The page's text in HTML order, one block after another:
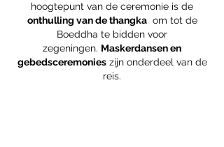
hoogtepunt van de ceremonie is de
onthulling van de thangkaom tot de
Boeddha te bidden voor
zegeningen. Maskerdansen en
gebedsceremonieszijn onderdeel van de
reis.